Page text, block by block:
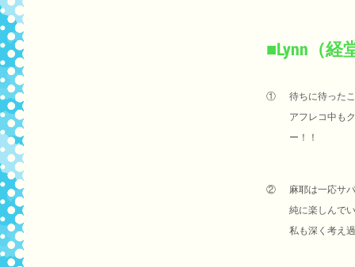
■Lynn（経
①
待ちに待った
アフレコ中も
ー！！
②
麻耶は一応サ
純に楽しんで
私も深く考え